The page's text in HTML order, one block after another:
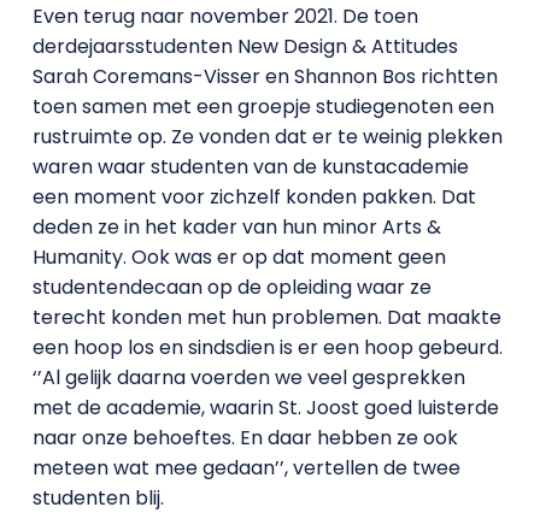
Even terug naar november 2021. De toen
derdejaarsstudenten New Design & Attitudes
Sarah Coremans-Visser en Shannon Bos richtten
toen samen met een groepje studiegenoten een
rustruimte op. Ze vonden dat er te weinig plekken
waren waar studenten van de kunstacademie
een moment voor zichzelf konden pakken. Dat
deden ze in het kader van hun minor Arts &
Humanity. Ook was er op dat moment geen
studentendecaan op de opleiding waar ze
terecht konden met hun problemen. Dat maakte
een hoop los en sindsdien is er een hoop gebeurd.
‘’Al gelijk daarna voerden we veel gesprekken
met de academie, waarin St. Joost goed luisterde
naar onze behoeftes. En daar hebben ze ook
meteen wat mee gedaan’’, vertellen de twee
studenten blij.